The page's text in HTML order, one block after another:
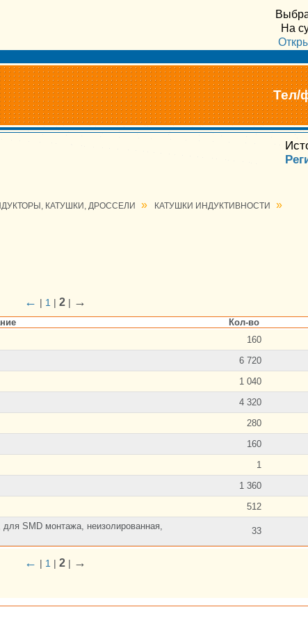
На
Тел/
КАТУШКИ, ДРОССЕЛИ » КАТУШКИ ИНДУКТИВНОСТИ »
← | 1 | 2| →
Кол-во
160
6 720
1 040
4 320
280
160
1
1 360
512
SMD монтажа, неизолированная,
33
← | 1 | 2| →